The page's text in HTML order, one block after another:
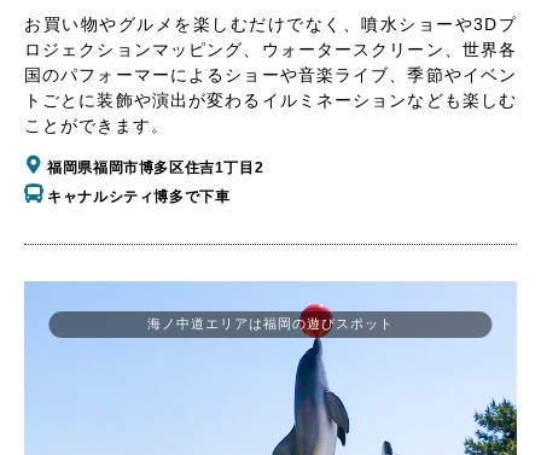
お買い物やグルメを楽しむだけでなく、噴水ショーや3Dプ
ロジェクションマッピング、ウォータースクリーン、世界各
国のパフォーマーによるショーや音楽ライブ、季節やイベン
トごとに装飾や演出が変わるイルミネーションなども楽しむ
ことができます。
福岡県福岡市博多区住吉1丁目2
キャナルシティ博多で下車
海ノ中道エリアは福岡の遊びスポット